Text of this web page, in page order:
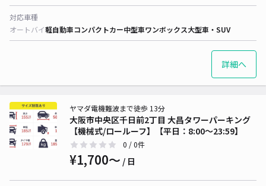
対応車種
オートバイ軽自動車コンパクトカー中型車ワンボックス大型車・SUV
詳細へ
大阪市中央区千日前2丁目 大昌タワーパーキング
【機械式/ロールーフ】【平日：8:00～23:59】
ヤマダ電機難波まで徒歩 13分
0 / 0件
¥1,700〜 / 日